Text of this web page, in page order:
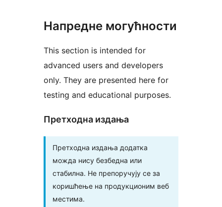
Напредне могућности
This section is intended for
advanced users and developers
only. They are presented here for
testing and educational purposes.
Претходна издања
Претходна издања додатка
можда нису безбедна или
стабилна. Не препоручују се за
коришћење на продукционим веб
местима.